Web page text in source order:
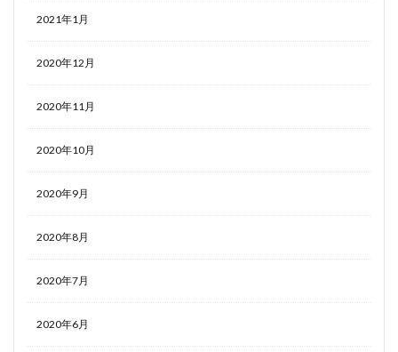
2021年1月
2020年12月
2020年11月
2020年10月
2020年9月
2020年8月
2020年7月
2020年6月